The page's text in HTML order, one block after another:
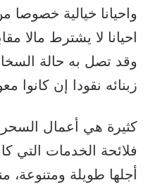
واحيانا خيالية خصوصا
احيانا لا يشترط مالا
وقد تصل به حالة
زبنائه نقودا إن كانوا
كثيرة هي أعمال السحر
فلائحة الخدمات التي
أجلها طويلة ومتنوعة،